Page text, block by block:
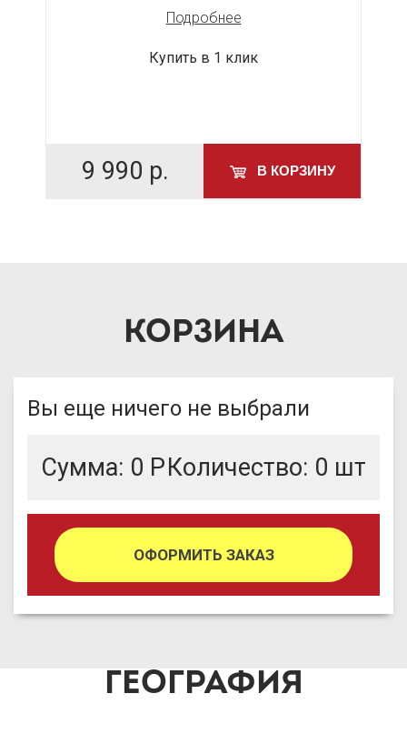
Подробнее
9 990 р. В КОРЗИНУ
Купить в 1 клик
КОРЗИНА
Вы еще ничего не выбрали
Сумма: 0 РКоличество: 0 шт
ОФОРМИТЬ ЗАКАЗ
ГЕОГРАФИЯ